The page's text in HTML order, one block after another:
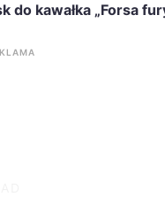
do kawałka „Forsa